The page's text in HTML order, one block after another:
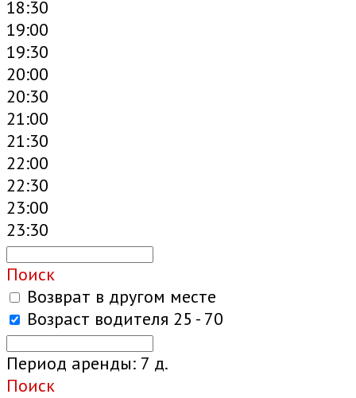
18:30
19:00
19:30
20:00
20:30
21:00
21:30
22:00
22:30
23:00
23:30
Поиск
Возврат в другом месте
Возраст водителя 25 - 70
Период аренды: 7 д.
Поиск